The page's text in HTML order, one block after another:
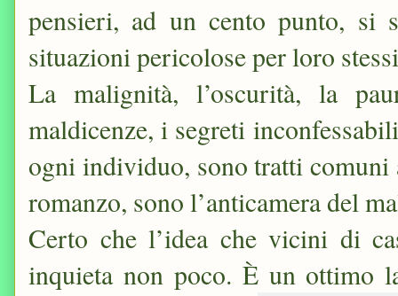
pensieri, ad un cento punto, si
situazioni pericolose per loro
La malignità, l’oscurità, la
maldicenze, i segreti
ogni individuo, sono tratti comuni
romanzo, sono l’anticamera del
Certo che l’idea che vicini di
inquieta non poco. È un ottimo